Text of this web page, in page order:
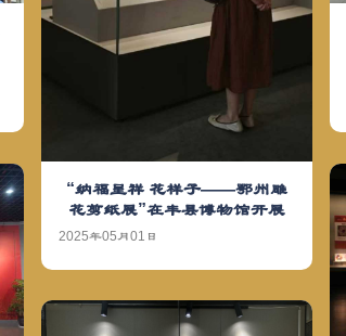
“纳福呈祥 花样子——鄂州雕
花剪纸展”在丰县博物馆开展
2025年05月01日